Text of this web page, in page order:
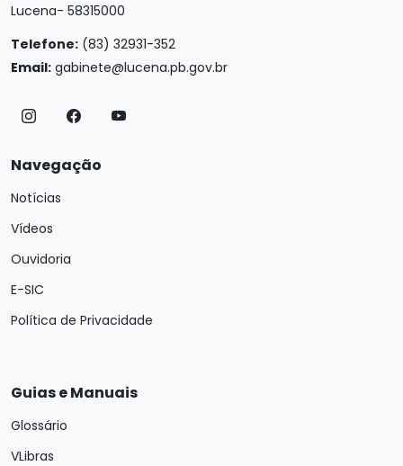
Lucena- 58315000
Telefone: (83) 32931-352
Email: gabinete@lucena.pb.gov.br
Navegação
Notícias
Vídeos
Ouvidoria
E-SIC
Política de Privacidade
Guias e Manuais
Glossário
VLibras